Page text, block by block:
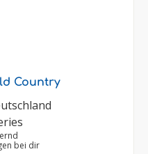
Country
bei dir